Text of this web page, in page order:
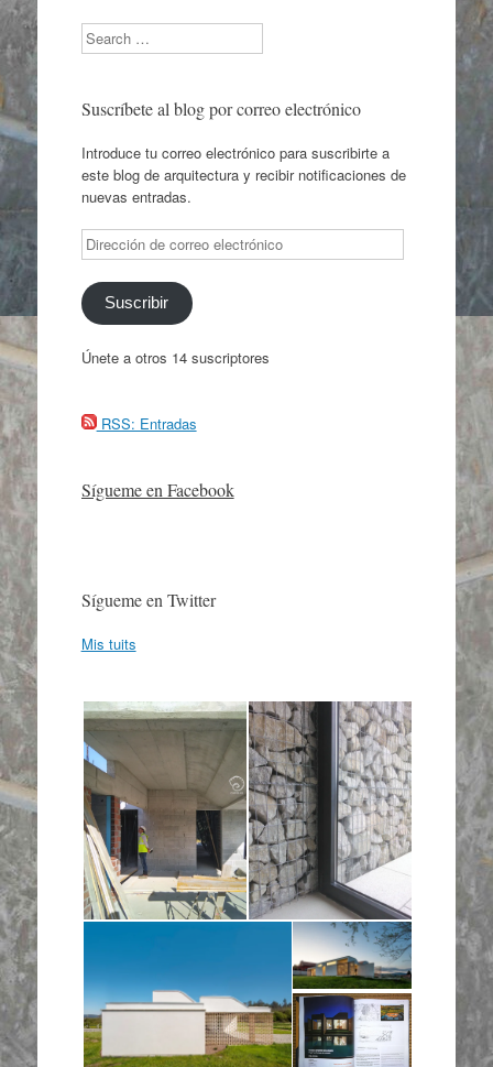
Search
Suscríbete al blog por correo electrónico
Introduce tu correo electrónico para suscribirte a
este blog de arquitectura y recibir notificaciones de
nuevas entradas.
Dirección
de
correo
electrónico
Suscribir
Únete a otros 14 suscriptores
RSS: Entradas
Sígueme en Facebook
Sígueme en Twitter
Mis tuits